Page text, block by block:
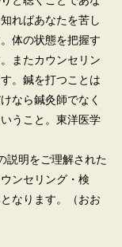
ればあなたを苦し
体の状態を把握す
またカウンセリン
。鍼を打つことは
なら鍼灸師でなく
うこと。東洋医学
説明をご理解された
ンセリング・検
なります。（おお